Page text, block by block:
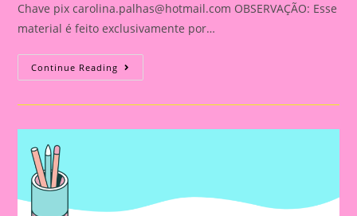
Chave pixcarolina.palhas@hotmail.com OBSERVAÇÃO: Esse
material é feito exclusivamente por…
Continue Reading Relatório
Individual
Avaliação